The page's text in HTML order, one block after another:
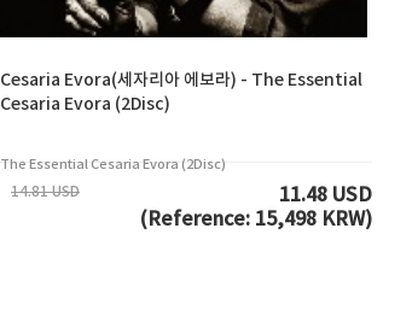
Cesaria Evora(세자리아 에보라) - The Essential
Cesaria Evora (2Disc)
The Essential Cesaria Evora (2Disc)
14.81 USD
11.48 USD
(Reference: 15,498 KRW)